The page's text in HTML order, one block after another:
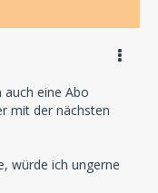
auch eine Abo
mit der nächsten
würde ich ungerne